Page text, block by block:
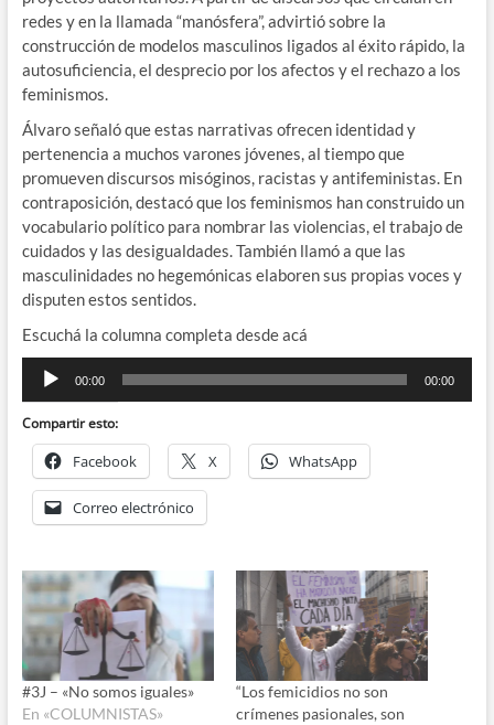
redes y en la llamada “manósfera”, advirtió sobre la
construcción de modelos masculinos ligados al éxito rápido, la
autosuficiencia, el desprecio por los afectos y el rechazo a los
feminismos.
Álvaro señaló que estas narrativas ofrecen identidad y
pertenencia a muchos varones jóvenes, al tiempo que
promueven discursos misóginos, racistas y antifeministas. En
contraposición, destacó que los feminismos han construido un
vocabulario político para nombrar las violencias, el trabajo de
cuidados y las desigualdades. También llamó a que las
masculinidades no hegemónicas elaboren sus propias voces y
disputen estos sentidos.
Escuchá la columna completa desde acá
Reproductor
audio
00:00 00:00
Compartir esto:
Facebook X WhatsApp
Correo electrónico
#3J – «No somos iguales»
En «COLUMNISTAS»
“Los femicidios no son
crímenes pasionales, son